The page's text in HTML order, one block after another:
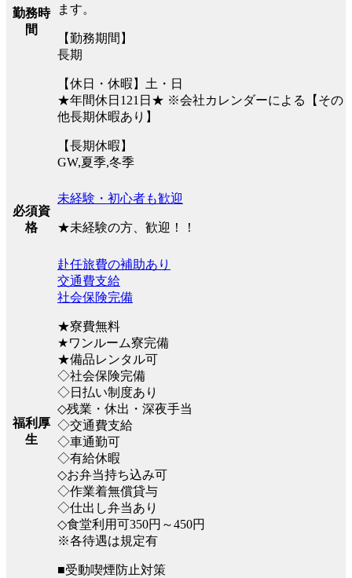
勤務時
間
ます。
【勤務期間】
長期
【休日・休暇】土・日
★年間休日121日★ ※会社カレンダーによる【その
他長期休暇あり】
【長期休暇】
GW,夏季,冬季
必須資
格
未経験・初心者も歓迎
★未経験の方、歓迎！！
福利厚
生
赴任旅費の補助あり
交通費支給
社会保険完備
★寮費無料
★ワンルーム寮完備
★備品レンタル可
◇社会保険完備
◇日払い制度あり
◇残業・休出・深夜手当
◇交通費支給
◇車通勤可
◇有給休暇
◇お弁当持ち込み可
◇作業着無償貸与
◇仕出し弁当あり
◇食堂利用可350円～450円
※各待遇は規定有
■受動喫煙防止対策